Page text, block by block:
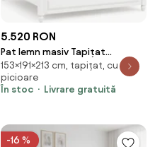
5.520 RON
Pat lemn masiv Tapițat
Elizabeth 180x200cm - Cu
somiera
153×191×213 cm, tapițat, cu
picioare
În stoc
Livrare gratuită
-16 %